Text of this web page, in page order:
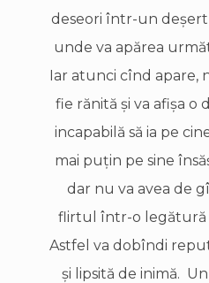
deseori într-un deşert
unde va apărea
Iar atunci cînd apare,
fie rănită şi va afişa o
incapabilă să ia pe
mai puţin pe sine
dar nu va avea de
flirtul într-o legătură
Astfel va dobîndi
şi lipsită de inimă.